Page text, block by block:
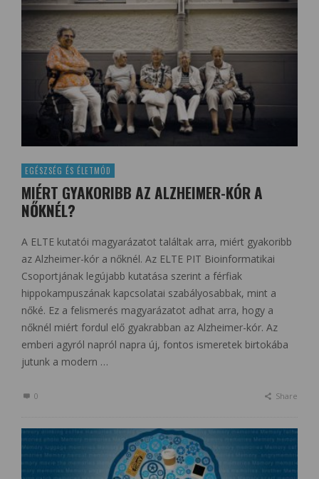
EGÉSZSÉG ÉS ÉLETMÓD
MIÉRT GYAKORIBB AZ ALZHEIMER-KÓR A
NŐKNÉL?
A ELTE kutatói magyarázatot találtak arra, miért gyakoribb
az Alzheimer-kór a nőknél. Az ELTE PIT Bioinformatikai
Csoportjának legújabb kutatása szerint a férfiak
hippokampuszának kapcsolatai szabályosabbak, mint a
nőké. Ez a felismerés magyarázatot adhat arra, hogy a
nőknél miért fordul elő gyakrabban az Alzheimer-kór. Az
emberi agyról napról napra új, fontos ismeretek birtokába
jutunk a modern …
0 Share